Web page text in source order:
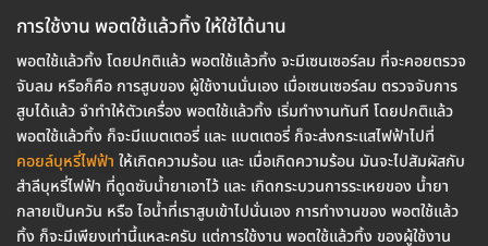
การใช้งาน พอตใช้แล้วทิ้ง ให้ใช้ได้นาน
พอตใช้แล้วทิ้ง โดยปกติแล้ว พอตใช้แล้วทิ้ง จะมีเซนเซอร์ลม ที่จะคอยตรวจ
จับลม หรือก็คือ การสูบของ ผู้ใช้งานนั่นเอง เมื่อเซนเซอร์ลม ตรวจจับการ
สูบได้แล้ว จำทำให้ตัวเครื่อง พอตใช้แล้วทิ้ง เริ่มทำงานทันที โดยปกติแล้ว
พอตใช้แล้วทิ้ง ก็จะมีแบตเตอรี่ และ แบตเตอรี่ ก็จะส่งกระแสไฟฟ้าไปที่
คอยล์บุหรี่ไฟฟ้า ให้เกิดความร้อน และ เมื่อเกิดความร้อน มันจะไปสัมผัสกับ
สำลีบุหรี่ไฟฟ้า ที่ดูดซับน้ำยาเอาไว้ และ เกิดกระบวนการระเหยของ น้ำยา
กลายเป็นควัน หรือ ไอน้ำที่เราสูบเข้าไปนั่นเอง การทำงานของ พอตใช้แล้ว
ทิ้ง ก็จะมีเพียงเท่านี้แหละครับ แต่การใช้งาน พอตใช้แล้วทิ้ง ของผู้ใช้งาน